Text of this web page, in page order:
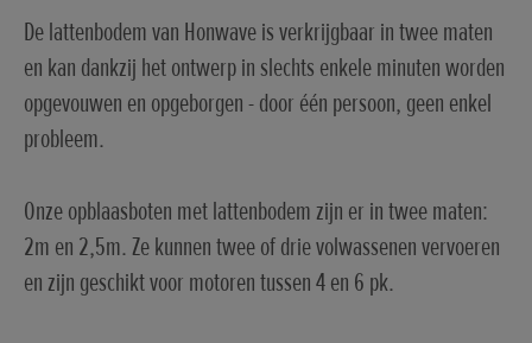
De lattenbodem van Honwave is verkrijgbaar in twee maten
en kan dankzij het ontwerp in slechts enkele minuten worden
opgevouwen en opgeborgen - door één persoon, geen enkel
probleem.
Onze opblaasboten met lattenbodem zijn er in twee maten:
2m en 2,5m. Ze kunnen twee of drie volwassenen vervoeren
en zijn geschikt voor motoren tussen 4 en 6 pk.